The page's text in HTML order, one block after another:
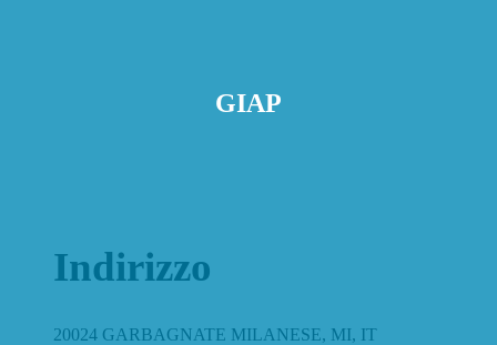
GIAP
Indirizzo
20024 GARBAGNATE MILANESE, MI, IT